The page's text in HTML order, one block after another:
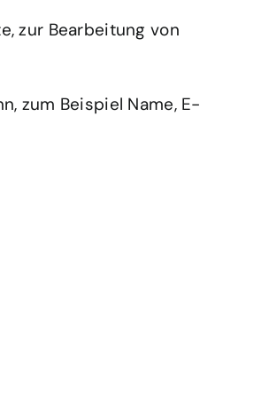
zur Bearbeitung von
zum Beispiel Name, E-